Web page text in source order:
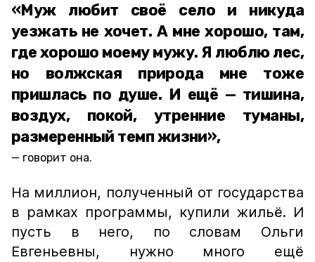
«Муж любит своё село и никуда
уезжать не хочет. А мне хорошо, там,
где хорошо моему мужу. Я люблю лес,
но волжская природа мне тоже
пришлась по душе. И ещё — тишина,
воздух, покой, утренние туманы,
размеренный темп жизни»,
говорит она.
На миллион, полученный от государства
в рамках программы, купили жильё. И
пусть в него, по словам Ольги
Евгеньевны, нужно много ещё